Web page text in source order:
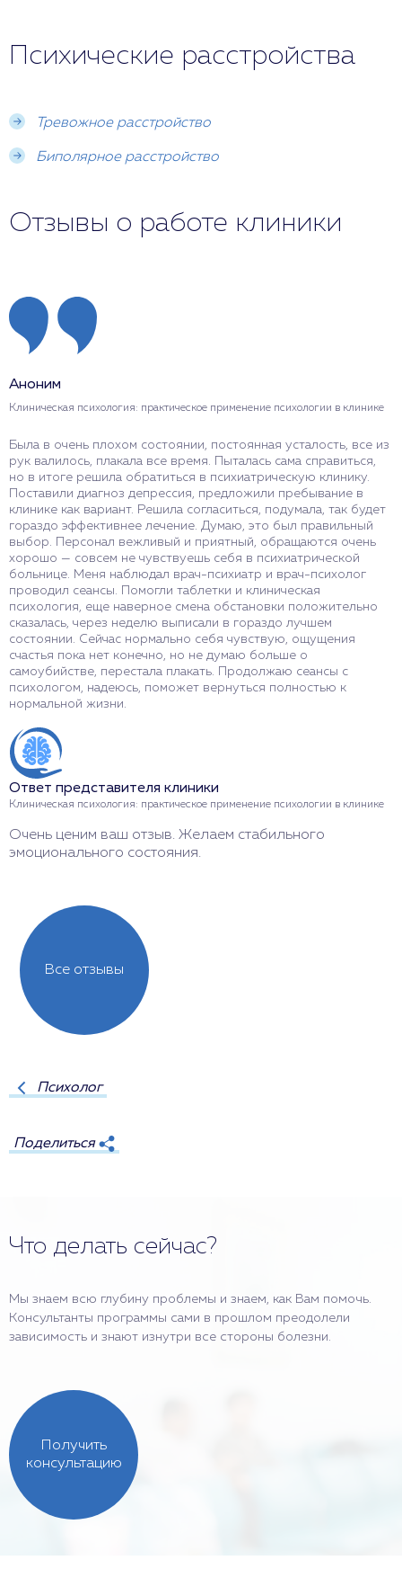
Психические расстройства
Тревожное расстройство
Биполярное расстройство
Отзывы о работе клиники
Аноним
Клиническая психология: практическое применение психологии в клинике
Была в очень плохом состоянии, постоянная усталость, все из
рук валилось, плакала все время. Пыталась сама справиться,
но в итоге решила обратиться в психиатрическую клинику.
Поставили диагноз депрессия, предложили пребывание в
клинике как вариант. Решила согласиться, подумала, так будет
гораздо эффективнее лечение. Думаю, это был правильный
выбор. Персонал вежливый и приятный, обращаются очень
хорошо — совсем не чувствуешь себя в психиатрической
больнице. Меня наблюдал врач-психиатр и врач-психолог
проводил сеансы. Помогли таблетки и клиническая
психология, еще наверное смена обстановки положительно
сказалась, через неделю выписали в гораздо лучшем
состоянии. Сейчас нормально себя чувствую, ощущения
счастья пока нет конечно, но не думаю больше о
самоубийстве, перестала плакать. Продолжаю сеансы с
психологом, надеюсь, поможет вернуться полностью к
нормальной жизни.
Ответ представителя клиники
Клиническая психология: практическое применение психологии в клинике
Очень ценим ваш отзыв. Желаем стабильного
эмоционального состояния.
Все отзывы
Психолог
Поделиться
Что делать сейчас?
Мы знаем всю глубину проблемы и знаем, как Вам помочь.
Консультанты программы сами в прошлом преодолели
зависимость и знают изнутри все стороны болезни.
Получить
консультацию